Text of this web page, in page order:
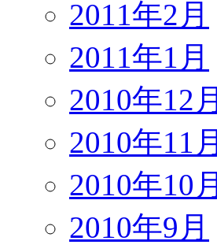
2011年2月
2011年1月
2010年12月
2010年11月
2010年10月
2010年9月